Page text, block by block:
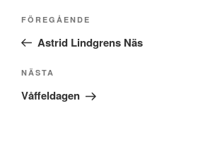
Inläggsnavigering
Föregående
inlägg
FÖREGÅENDE
Astrid Lindgrens Näs
Nästa
inlägg
NÄSTA
Våffeldagen